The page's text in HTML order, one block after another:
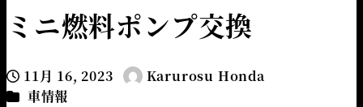
ミニ燃料ポンプ交換
投稿日
11月 16, 2023 著 Karurosu Honda
カテゴリー
車情報